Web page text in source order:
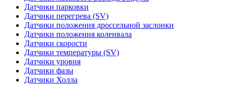
Датчики парковки
Датчики перегрева (SV)
Датчики положения дроссельной заслонки
Датчики положения коленвала
Датчики скорости
Датчики температуры (SV)
Датчики уровня
Датчики фазы
Датчики Холла